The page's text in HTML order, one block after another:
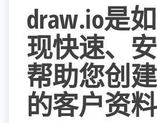
draw.io是
现快速、
帮助您创
的客户资